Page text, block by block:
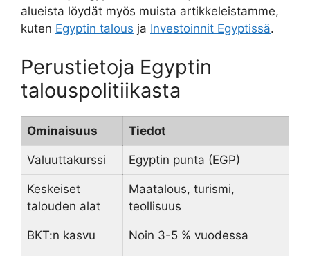
alueista löydät myös muista artikkeleistamme,
kuten Egyptin talous ja Investoinnit Egyptissä.
Perustietoja Egyptin
talouspolitiikasta
Ominaisuus Tiedot
Valuuttakurssi Egyptin punta (EGP)
Keskeiset
talouden alat
Maatalous, turismi,
teollisuus
BKT:n kasvu Noin 3-5 % vuodessa